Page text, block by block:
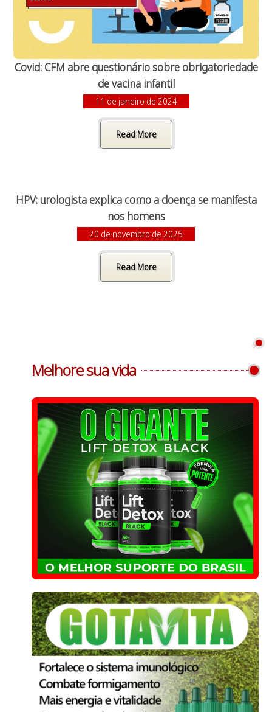
Covid: CFM abre questionário sobre obrigatoriedade
de vacina infantil
11 de janeiro de 2024
Read More
HPV: urologista explica como a doença se manifesta
nos homens
20 de novembro de 2025
Read More
Melhore sua vida